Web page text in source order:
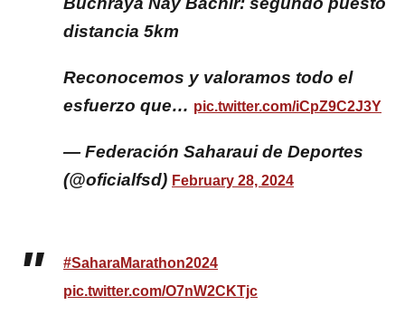
distancia 5km
Reconocemos y valoramos todo el
esfuerzo que… pic.twitter.com/iCpZ9C2J3Y
— Federación Saharaui de Deportes
(@oficialfsd) February 28, 2024
#SaharaMarathon2024
pic.twitter.com/O7nW2CKTjc